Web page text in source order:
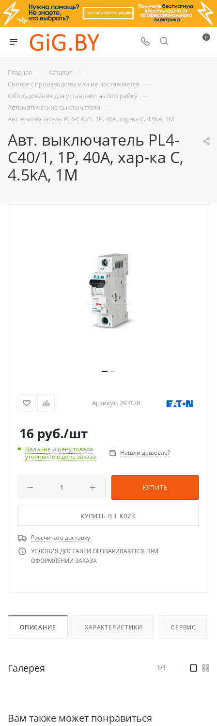
0
Главная — Каталог —
Снятое с производства или не поставляется —
Оборудование для установки на DIN рейку —
Автоматические выключатели —
Авт. выключатель PL4-C40/1, 1P, 40A, хар-ка C, 4.5kA, 1M
Авт. выключатель PL4-
C40/1, 1P, 40A, хар-ка C,
4.5kA, 1M
Артикул:293128
16 руб./шт
Наличие и цену товара
уточняйте в день заказа
Нашли дешевле?
КУПИТЬ
КУПИТЬ В 1 КЛИК
Рассчитать доставку
УСЛОВИЯ ДОСТАВКИ ОГОВАРИВАЮТСЯ ПРИ
ОФОРМЛЕНИИ ЗАКАЗА
ОПИСАНИЕ ХАРАКТЕРИСТИКИ СЕРВИС
Галерея 1/1
Вам также может понравиться